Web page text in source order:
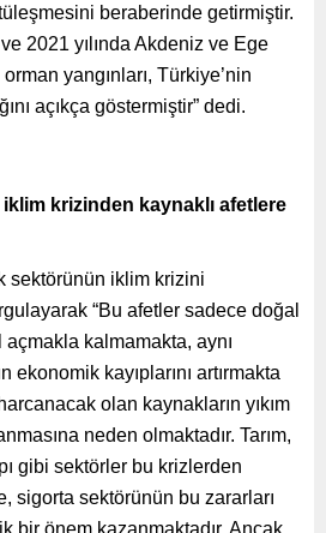
beraberinde getirmiştir.
2021 yılında Akdeniz ve Ege
yangınları, Türkiye’nin
açıkça göstermiştir” dedi.
iklim krizinden kaynaklı afetlere
sektörünün iklim krizini
“Bu afetler sadece doğal
kalmamakta, aynı
ekonomik kayıplarını artırmakta
olan kaynakların yıkım
neden olmaktadır. Tarım,
gibi sektörler bu krizlerden
sigorta sektörünün bu zararları
bir önem kazanmaktadır. Ancak,